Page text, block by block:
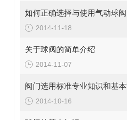
如何正确选择与使用气动球阀
2014-11-18
关于球阀的简单介绍
2014-11-07
2014-10-16